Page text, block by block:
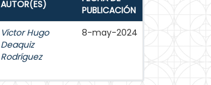
AUTOR(ES)
PUBLICACIÓN
Víctor Hugo
Deaquiz
Rodríguez
8-may-2024